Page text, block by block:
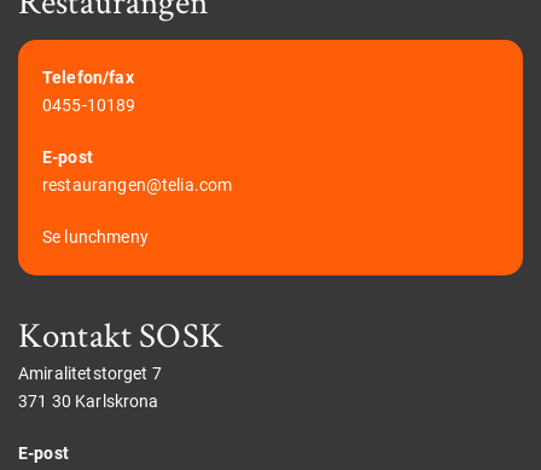
Telefon/fax
0455-10189
E-post
restaurangen@telia.com
Se lunchmeny
Kontakt SOSK
Amiralitetstorget 7
371 30 Karlskrona
E-post